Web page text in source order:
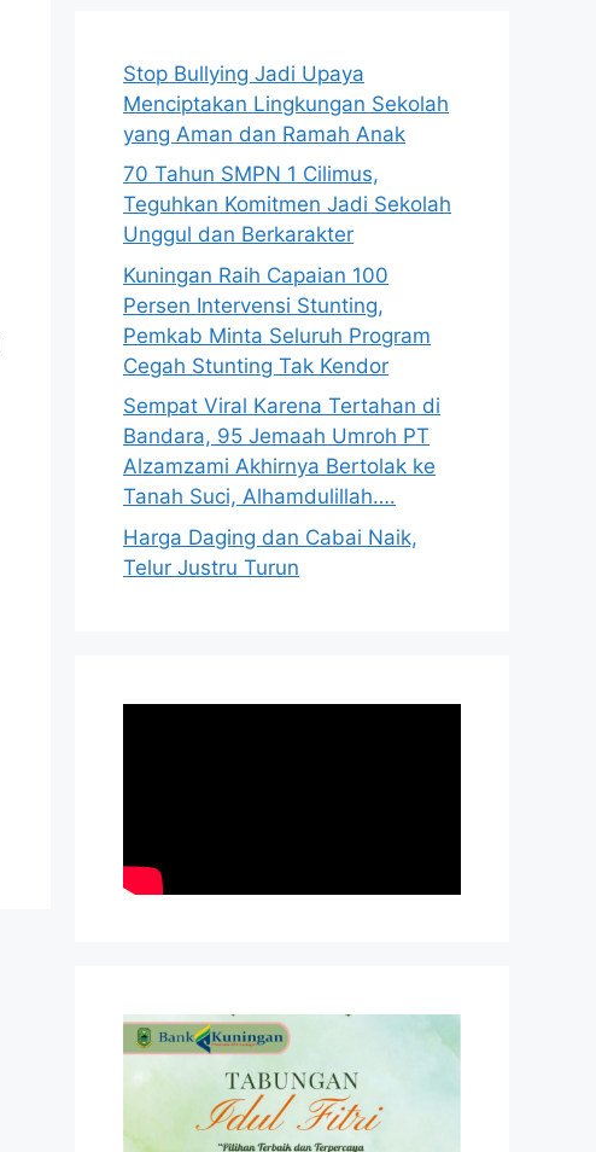
Stop Bullying Jadi Upaya
Menciptakan Lingkungan Sekolah
yang Aman dan Ramah Anak
70 Tahun SMPN 1 Cilimus,
Teguhkan Komitmen Jadi Sekolah
Unggul dan Berkarakter
Kuningan Raih Capaian 100
Persen Intervensi Stunting,
Pemkab Minta Seluruh Program
Cegah Stunting Tak Kendor
Sempat Viral Karena Tertahan di
Bandara, 95 Jemaah Umroh PT
Alzamzami Akhirnya Bertolak ke
Tanah Suci, Alhamdulillah….
Harga Daging dan Cabai Naik,
Telur Justru Turun